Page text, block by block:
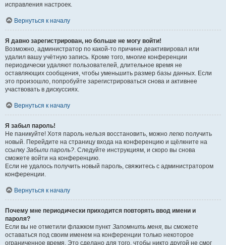
исправления настроек.
Вернуться к началу
Я давно зарегистрирован, но больше не могу войти!
Возможно, администратор по какой-то причине деактивировал или
удалил вашу учётную запись. Кроме того, многие конференции
периодически удаляют пользователей, длительное время не
оставляющих сообщения, чтобы уменьшить размер базы данных. Если
это произошло, попробуйте зарегистрироваться снова и активнее
участвовать в дискуссиях.
Вернуться к началу
Я забыл пароль!
Не паникуйте! Хотя пароль нельзя восстановить, можно легко получить
новый. Перейдите на страницу входа на конференцию и щёлкните на
ссылку Забыли пароль?. Следуйте инструкциям, и скоро вы снова
сможете войти на конференцию.
Если не удалось получить новый пароль, свяжитесь с администратором
конференции.
Вернуться к началу
Почему мне периодически приходится повторять ввод имени и
пароля?
Если вы не отметили флажком пункт Запомнить меня, вы сможете
оставаться под своим именем на конференции только некоторое
ограниченное время. Это сделано для того, чтобы никто другой не смог